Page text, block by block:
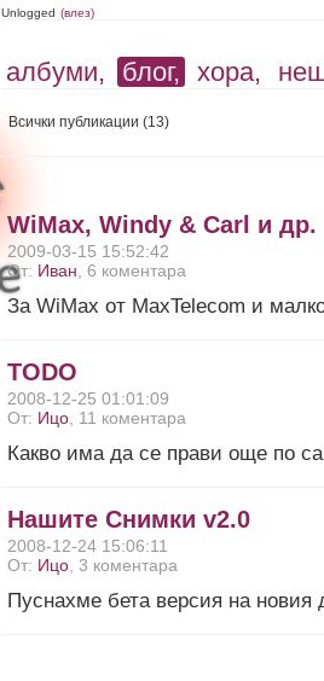
Unlogged (влез)
албуми, блог, хора,
Всички публикации (13)
WiMax, Windy & Carl и др.
2009-03-15 15:52:42
От: Иван , 6 коментара
За WiMax от MaxTelecom и
TODO
2008-12-25 01:01:09
От: Ицо , 11 коментара
Какво има да се прави още по
Нашите Снимки v2.0
2008-12-24 15:06:11
От: Ицо , 3 коментара
Пуснахме бета версия на